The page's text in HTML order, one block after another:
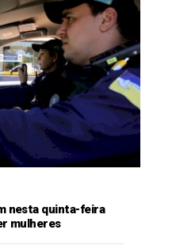
nesta quinta-feira
mulheres